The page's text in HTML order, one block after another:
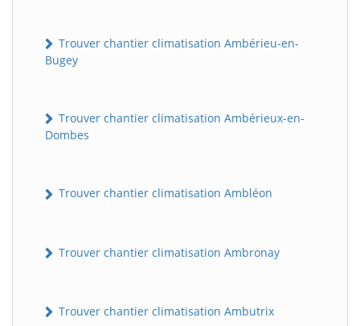
Trouver chantier climatisation Ambérieu-en-
Bugey
Trouver chantier climatisation Ambérieux-en-
Dombes
Trouver chantier climatisation Ambléon
Trouver chantier climatisation Ambronay
Trouver chantier climatisation Ambutrix